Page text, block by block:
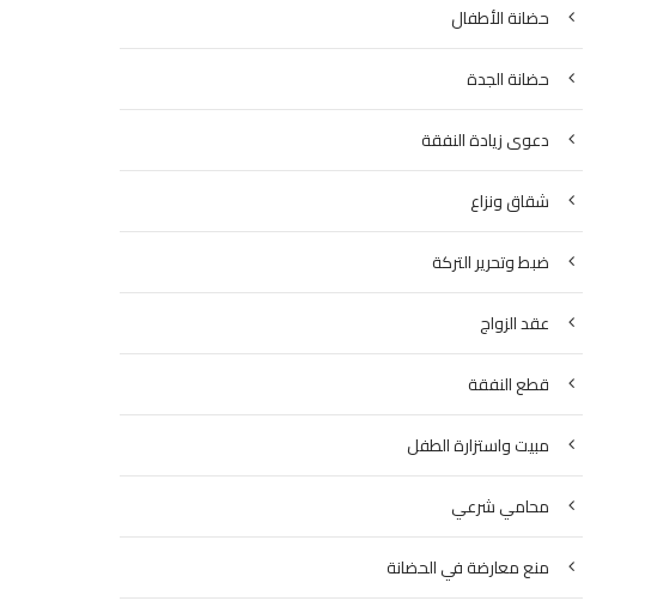
حضانة الأطفال
حضانة الجدة
دعوى زيادة النفقة
شقاق ونزاع
ضبط وتحرير التركة
عقد الزواج
قطع النفقة
مبيت واستزارة الطفل
محامي شرعي
منع معارضة في الحضانة